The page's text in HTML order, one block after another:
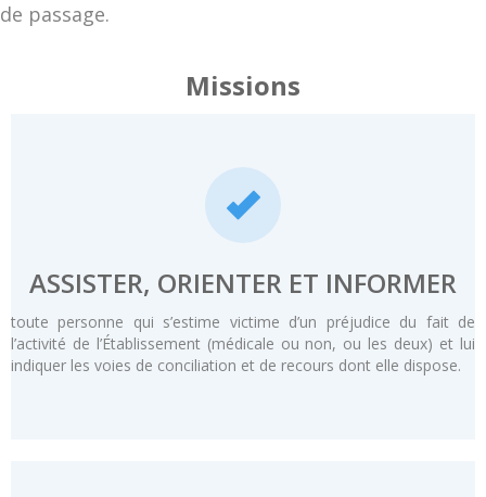
de passage.
Missions
ASSISTER, ORIENTER ET INFORMER
toute personne qui s’estime victime d’un préjudice du fait de
l’activité de l’Établissement (médicale ou non, ou les deux) et lui
indiquer les voies de conciliation et de recours dont elle dispose.